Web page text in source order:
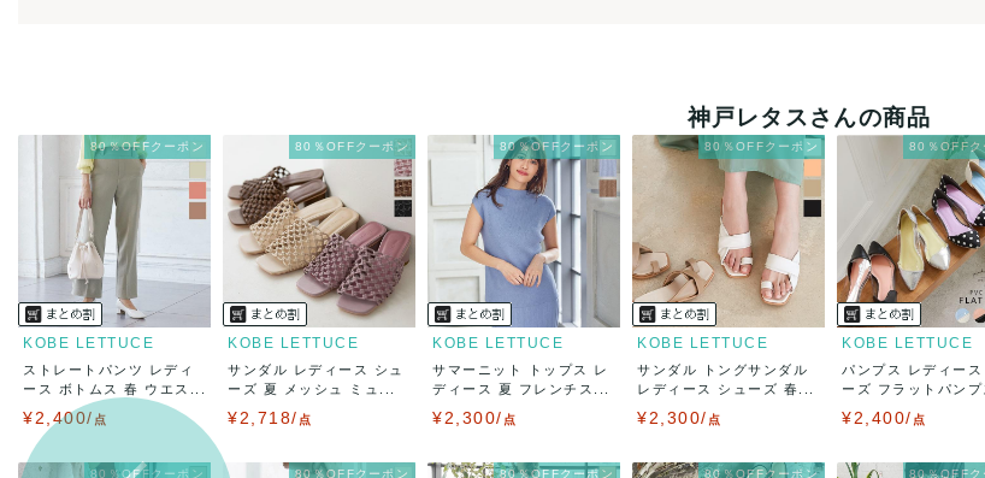
神戸レタスさんの商品
80％OFFクーポン
KOBE LETTUCE
ストレートパンツ レディ
ース ボトムス 春 ウエス...
¥2,400/ 点
80％OFFクーポン
KOBE LETTUCE
サンダル レディース シュ
ーズ 夏 メッシュ ミュ...
¥2,718/ 点
80％OFFクーポン
KOBE LETTUCE
サマーニット トップス レ
ディース 夏 フレンチス...
¥2,300/ 点
80％OFFクーポン
KOBE LETTUCE
サンダル トングサンダル
レディース シューズ 春...
¥2,300/ 点
80％OFFク
KOBE LETTUCE
パンプス レディース
ーズ フラットパンプ
¥2,400/ 点
80％OFFクーポン 80％OFFクーポン 80％OFFクーポン 80％OFFクーポン 80％OFFク